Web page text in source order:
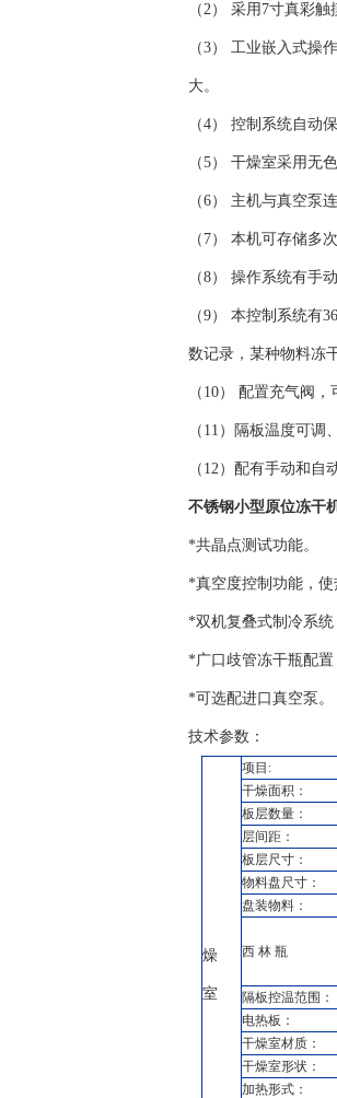
（2） 采用7寸真彩
（3） 工业嵌入式操
大。
（4） 控制系统自动
（5） 干燥室采用无
（6） 主机与真空泵
（7） 本机可存储多
（8） 操作系统有手
（9） 本控制系统有
数记录，某种物料冻
（10） 配置充气
（11）隔板温度可调
（12）配有手动和自
不锈钢小型原位冻干
*共晶点测试功能。
*真空度控制功能，
*双机复叠式制冷系
*广口歧管冻干瓶配
*可选配进口真空泵。
技术参数：
燥
室
项目:
干燥面积：
板层数量：
层间距：
板层尺寸：
物料盘尺寸：
盘装物料：
西 林 瓶
隔板控温范围：
电热板：
干燥室材质：
干燥室形状：
加热形式：